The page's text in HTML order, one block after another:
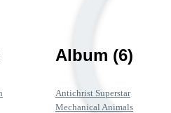
Album (6)
Antichrist Superstar
Mechanical Animals